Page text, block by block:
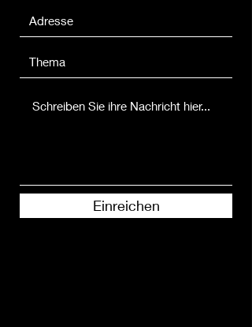
Einreichen